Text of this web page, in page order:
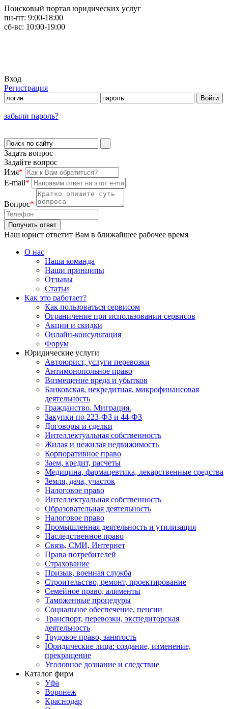
Поисковый портал юридических услуг
пн-пт: 9:00-18:00
сб-вс: 10:00-19:00
Вход
Регистрация
забыли пароль?
Задать вопрос
Задайте вопрос
Имя*
E-mail*
Вопрос*
Наш юрист ответит Вам в ближайшее рабочее время
О нас
Наша команда
Наши принципы
Отзывы
Статьи
Как это работает?
Как пользоваться сервисом
Ограничение при использовании сервисов
Акции и скидки
Онлайн-консультация
Форум
Юридические услуги
Автоюрист, услуги перевозки
Антимонопольное право
Возмещение вреда и убытков
Банковская, некредитная, микрофинансовая
деятельность
Гражданство. Миграция.
Закупки по 223-ФЗ и 44-ФЗ
Договоры и сделки
Интеллектуальная собственность
Жилая и нежилая недвижимость
Корпоративное право
Заем, кредит, расчеты
Медицина, фармацевтика, лекарственные средства
Земля, дача, участок
Налоговое право
Интеллектуальная собственность
Образовательная деятельность
Налоговое право
Промышленная деятельность и утилизация
Наследственное право
Связь, СМИ, Интернет
Права потребителей
Страхование
Призыв, военная служба
Строительство, ремонт, проектирование
Семейное право, алименты
Таможенные процедуры
Социальное обеспечение, пенсии
Транспорт, перевозки, экспедиторская
деятельность
Трудовое право, занятость
Юридические лица: создание, изменение,
прекращение
Уголовное дознание и следствие
Каталог фирм
Уфа
Воронеж
Краснодар